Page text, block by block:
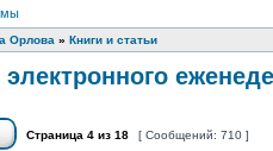
Орлова » Книги и статьи
Страница 4 из 18 [ Сообщений: 710 ]